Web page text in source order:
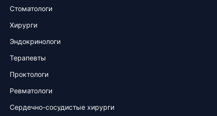
Стоматологи
Хирурги
Эндокринологи
Терапевты
Проктологи
Ревматологи
Сердечно-сосудистые хирурги